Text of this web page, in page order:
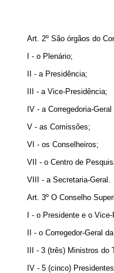
Art. 2º São órgãos do
I - o Plenário;
II - a Presidência;
III - a Vice-Presidência;
IV - a Corregedoria-
V - as Comissões;
VI - os Conselheiros;
VII - o Centro de
VIII - a Secretaria-Geral.
Art. 3º O Conselho
I - o Presidente e o
II - o Corregedor-Geral
III - 3 (três) Ministros
IV - 5 (cinco)